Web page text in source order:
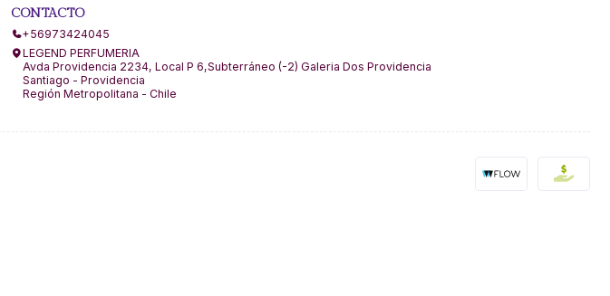
CONTACTO
+56973424045
LEGEND PERFUMERIA
Avda Providencia 2234, Local P 6,Subterráneo (-2) Galeria Dos Providencia
Santiago - Providencia
Región Metropolitana - Chile